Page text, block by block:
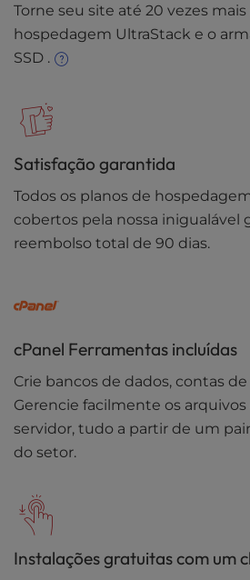
Torne seu site até 20 vezes
hospedagem UltraStack e o
SSD .
Satisfação garantida
Todos os planos de
cobertos pela nossa inigualável
reembolso total de 90 dias.
cPanel Ferramentas incluídas
Crie bancos de dados, contas de
Gerencie facilmente os
servidor, tudo a partir de um
do setor.
Instalações gratuitas com um